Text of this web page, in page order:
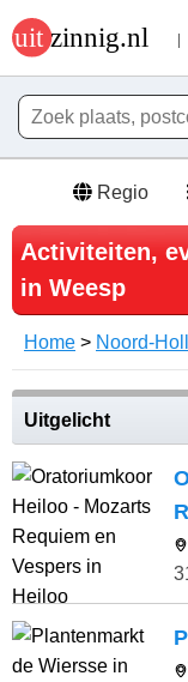
Regio
Activiteiten,
in Weesp
Home > Noord-
Uitgelicht